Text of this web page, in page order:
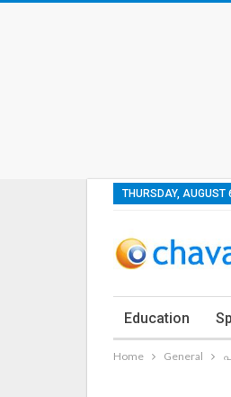
THURSDAY, AUGUST
Education
Home General